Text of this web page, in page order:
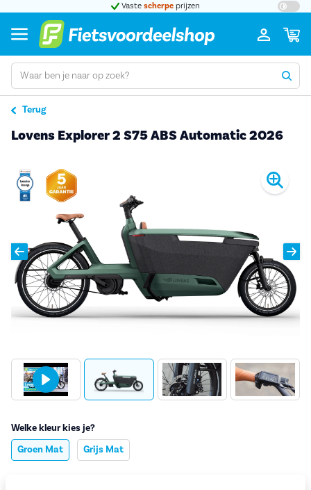
Vaste scherpe prijzen
Terug
Lovens Explorer 2 S75 ABS Automatic 2026
Welke kleur kies je?
Groen Mat
Grijs Mat